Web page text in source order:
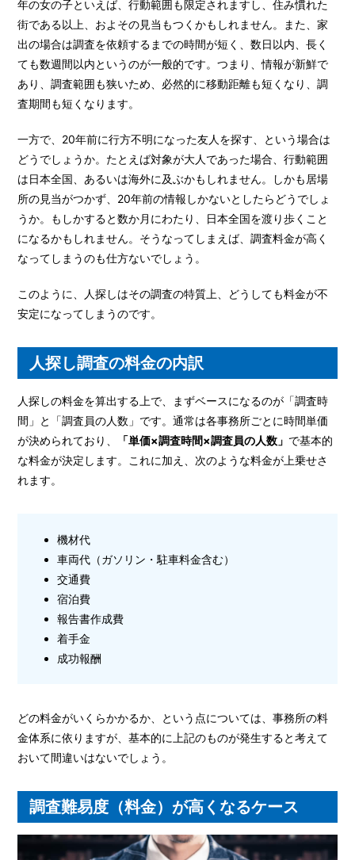
年の女の子といえば、行動範囲も限定されますし、住み慣れた
街である以上、およその見当もつくかもしれません。また、家
出の場合は調査を依頼するまでの時間が短く、数日以内、長く
ても数週間以内というのが一般的です。つまり、情報が新鮮で
あり、調査範囲も狭いため、必然的に移動距離も短くなり、調
査期間も短くなります。
一方で、20年前に行方不明になった友人を探す、という場合は
どうでしょうか。たとえば対象が大人であった場合、行動範囲
は日本全国、あるいは海外に及ぶかもしれません。しかも居場
所の見当がつかず、20年前の情報しかないとしたらどうでしょ
うか。もしかすると数か月にわたり、日本全国を渡り歩くこと
になるかもしれません。そうなってしまえば、調査料金が高く
なってしまうのも仕方ないでしょう。
このように、人探しはその調査の特質上、どうしても料金が不
安定になってしまうのです。
人探し調査の料金の内訳
人探しの料金を算出する上で、まずベースになるのが「調査時
間」と「調査員の人数」です。通常は各事務所ごとに時間単価
が決められており、
「単価×調査時間×調査員の人数」 で基本的
な料金が決定します。これに加え、次のような料金が上乗せさ
れます。
機材代
車両代（ガソリン・駐車料金含む）
交通費
宿泊費
報告書作成費
着手金
成功報酬
どの料金がいくらかかるか、という点については、事務所の料
金体系に依りますが、基本的に上記のものが発生すると考えて
おいて間違いはないでしょう。
調査難易度（料金）が高くなるケース